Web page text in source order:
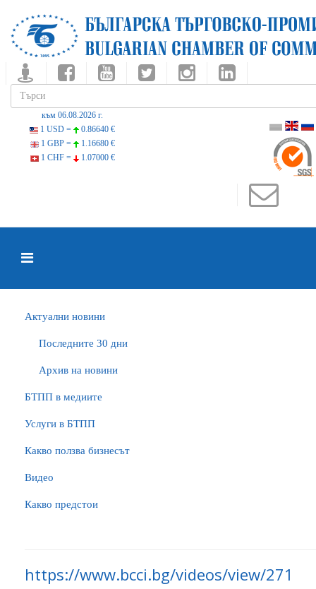
към 06.08.2026 г.
1 USD =
0.86640 €
1 GBP =
1.16680 €
1 CHF =
1.07000 €
Актуални новини
Последните 30 дни
Архив на новини
БTПП в медиите
Услуги в БТПП
Какво ползва бизнесът
Видео
Какво предстои
https://www.bcci.bg/videos/view/271